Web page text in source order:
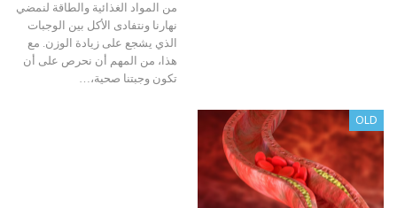
من المواد الغذائية والطاقة لنمضي
نهارنا ونتفادى الأكل بين الوجبات
الذي يشجع على زيادة الوزن. مع
هذا، من المهم أن نحرص على أن
تكون وجبتنا صحية،…
OLD